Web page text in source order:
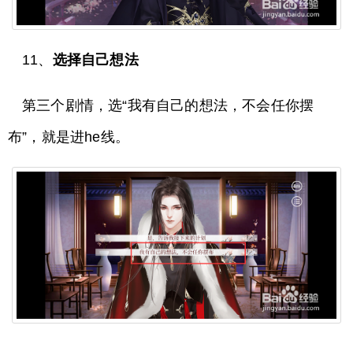
11、 选择自己想法
第三个剧情，选“我有自己的想法，不会任你摆
布”，就是进he线。